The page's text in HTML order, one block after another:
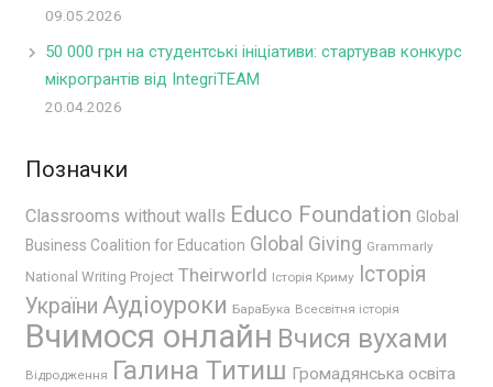
09.05.2026
50 000 грн на студентські ініціативи: стартував конкурс
мікрогрантів від IntegriTEAM
20.04.2026
Позначки
Classrooms without walls Educo Foundation Global
Business Coalition for Education Global Giving Grammarly
National Writing Project Theirworld Історія Криму
Історія
України Аудіоуроки БараБука Всесвітня історія
Вчимося онлайн Вчися вухами
Відродження Галина Титиш Громадянська освіта